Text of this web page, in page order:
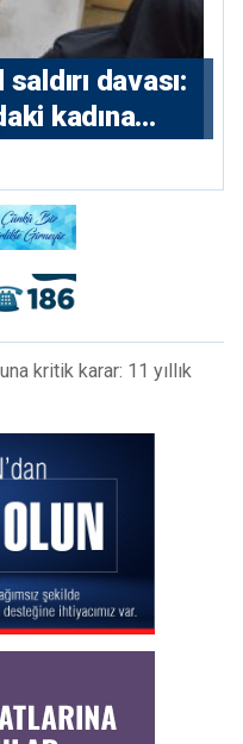
davası:
kadına
kritik karar: 11 yıllık